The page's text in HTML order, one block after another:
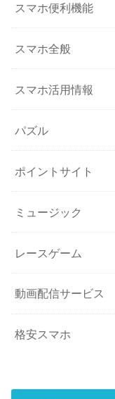
スマホ便利機能
スマホ全般
スマホ活用情報
パズル
ポイントサイト
ミュージック
レースゲーム
動画配信サービス
格安スマホ